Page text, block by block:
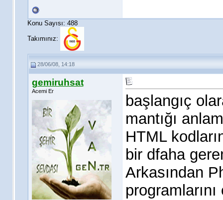
Konu Sayısı: 488
Takımınız:
28/06/08, 14:18
gemiruhsat
Acemi Er
başlangıç
mantığı
HTML
bir dfaha
Arkasından